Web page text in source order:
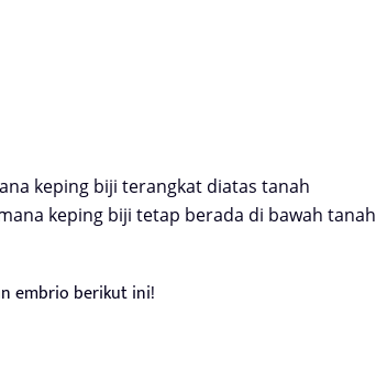
keping biji terangkat diatas tanah
keping biji tetap berada di bawah tanah
embrio berikut ini!